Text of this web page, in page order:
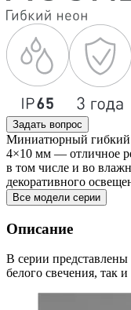
Задать вопрос
Миниатюрный гибкий
4×10 мм — отличное
в том числе и во
декоративного
Все модели серии
Описание
В серии представлены
белого свечения, так